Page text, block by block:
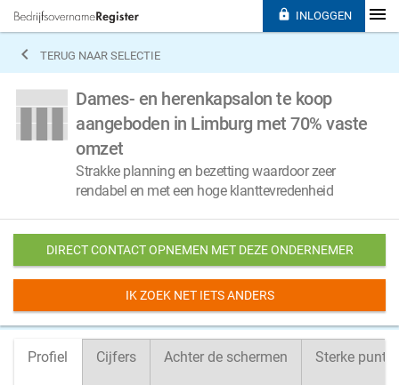
 TERUG NAAR SELECTIE
Dames- en herenkapsalon te koop
aangeboden in Limburg met 70% vaste
omzet
Strakke planning en bezetting waardoor zeer
rendabel en met een hoge klanttevredenheid
DIRECT CONTACT OPNEMEN MET DEZE ONDERNEMER
IK ZOEK NET IETS ANDERS
Profiel Cijfers Achter de schermen Sterke
 INLOGGEN